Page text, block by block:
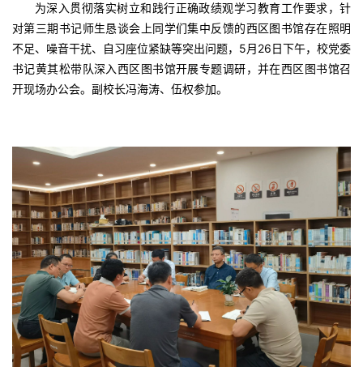
为深入贯彻落实树立和践行正确政绩观学习教育工作要求，针
对第三期书记师生恳谈会上同学们集中反馈的西区图书馆存在照明
不足、噪音干扰、自习座位紧缺等突出问题，5月26日下午，校党委
书记黄其松带队深入西区图书馆开展专题调研，并在西区图书馆召
开现场办公会。副校长冯海涛、伍权参加。